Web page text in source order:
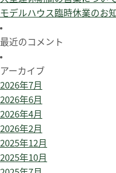
モデルハウス臨時休業のお
最近のコメント
アーカイブ
2026年7月
2026年6月
2026年4月
2026年2月
2025年12月
2025年10月